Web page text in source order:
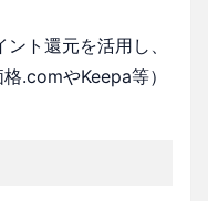
ト還元を活用し、
.comやKeepa等）